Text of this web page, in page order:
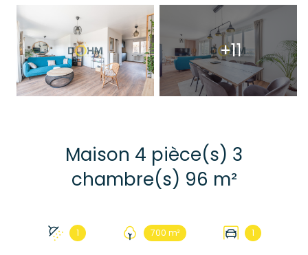
+11
Maison 4 pièce(s) 3
chambre(s) 96 m²
1 700 m² 1